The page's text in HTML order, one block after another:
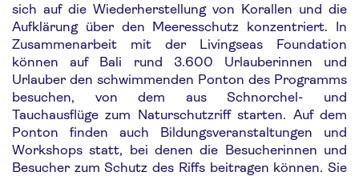
sich auf die Wiederherstellung von Korallen und die
Aufklärung über den Meeresschutz konzentriert. In
Zusammenarbeit mit der Livingseas Foundation
können auf Bali rund 3.600 Urlauberinnen und
Urlauber den schwimmenden Ponton des Programms
besuchen, von dem aus Schnorchel- und
Tauchausflüge zum Naturschutzriff starten. Auf dem
Ponton finden auch Bildungsveranstaltungen und
Workshops statt, bei denen die Besucherinnen und
Besucher zum Schutz des Riffs beitragen können. Sie